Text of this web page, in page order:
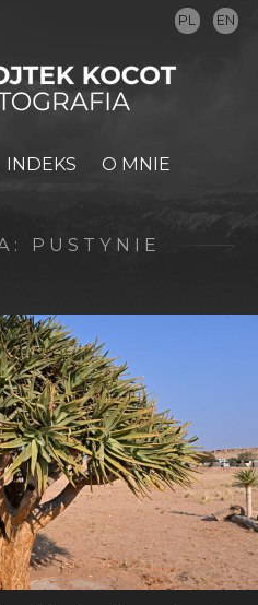
PL EN
INDEKS O MNIE
PUSTYNIE